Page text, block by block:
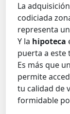
La
codiciada
representa
Y la hipoteca
puerta a este
Es más que
permite
tu calidad de
formidable